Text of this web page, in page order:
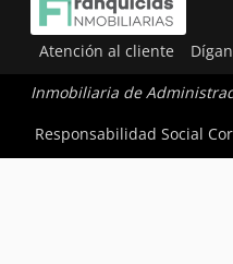
Atención al cliente
Inmobiliaria de
Responsabilidad Social